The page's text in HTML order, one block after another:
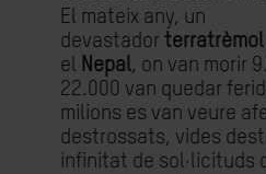
El mateix any, un
devastador terratrèmol
el Nepal, on van morir
22.000 van quedar
milions es van veure
destrossats, vides
infinitat de sol·licituds